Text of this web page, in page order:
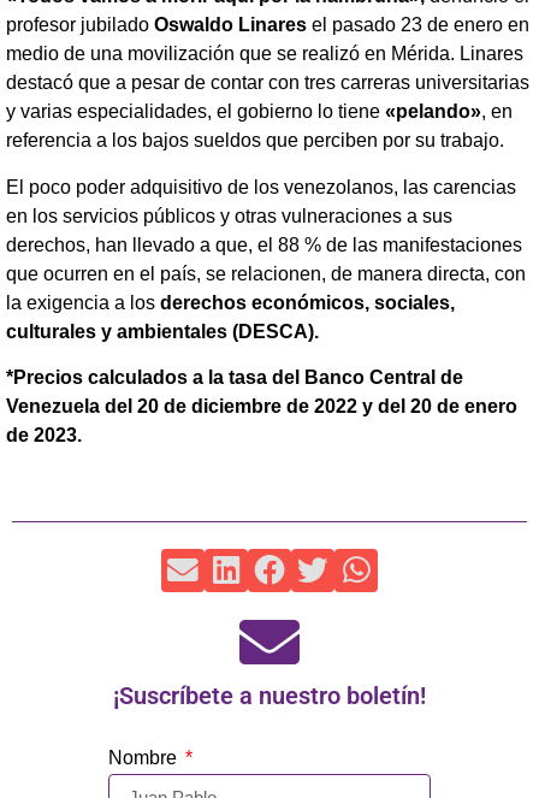
profesor jubilado Oswaldo Linares el pasado 23 de enero en
medio de una movilización que se realizó en Mérida. Linares
destacó que a pesar de contar con tres carreras universitarias
y varias especialidades, el gobierno lo tiene «pelando», en
referencia a los bajos sueldos que perciben por su trabajo.
El poco poder adquisitivo de los venezolanos, las carencias
en los servicios públicos y otras vulneraciones a sus
derechos, han llevado a que, el 88 % de las manifestaciones
que ocurren en el país, se relacionen, de manera directa, con
la exigencia a los derechos económicos, sociales,
culturales y ambientales (DESCA).
*Precios calculados a la tasa del Banco Central de
Venezuela del 20 de diciembre de 2022 y del 20 de enero
de 2023.
¡Suscríbete a nuestro boletín!
Nombre